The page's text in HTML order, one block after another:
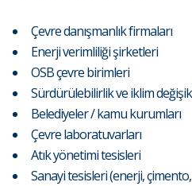
Çevre danışmanlık firmaları
Enerji verimliliği şirketleri
OSB çevre birimleri
Sürdürülebilirlik ve iklim
Belediyeler / kamu kurumları
Çevre laboratuvarları
Atık yönetimi tesisleri
Sanayi tesisleri (enerji,